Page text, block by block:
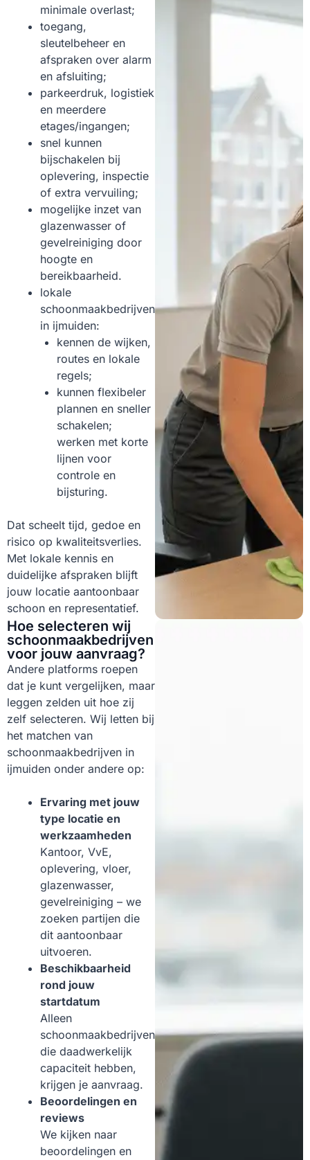
minimale overlast;
toegang,
sleutelbeheer en
afspraken over alarm
en afsluiting;
parkeerdruk, logistiek
en meerdere
etages/ingangen;
snel kunnen
bijschakelen bij
oplevering, inspectie
of extra vervuiling;
mogelijke inzet van
glazenwasser of
gevelreiniging door
hoogte en
bereikbaarheid.
lokale
schoonmaakbedrijven
in ijmuiden:
kennen de wijken,
routes en lokale
regels;
kunnen flexibeler
plannen en sneller
schakelen;
werken met korte
lijnen voor
controle en
bijsturing.
Dat scheelt tijd, gedoe en
risico op kwaliteitsverlies.
Met lokale kennis en
duidelijke afspraken blijft
jouw locatie aantoonbaar
schoon en representatief.
Hoe selecteren wij
schoonmaakbedrijven
voor jouw aanvraag?
Andere platforms roepen
dat je kunt vergelijken, maar
leggen zelden uit hoe zij
zelf selecteren. Wij letten bij
het matchen van
schoonmaakbedrijven in
ijmuiden onder andere op:
Ervaring met jouw
type locatie en
werkzaamheden
Kantoor, VvE,
oplevering, vloer,
glazenwasser,
gevelreiniging – we
zoeken partijen die
dit aantoonbaar
uitvoeren.
Beschikbaarheid
rond jouw
startdatum
Alleen
schoonmaakbedrijven
die daadwerkelijk
capaciteit hebben,
krijgen je aanvraag.
Beoordelingen en
reviews
We kijken naar
beoordelingen en